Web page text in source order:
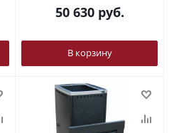
50 630руб.
В корзину